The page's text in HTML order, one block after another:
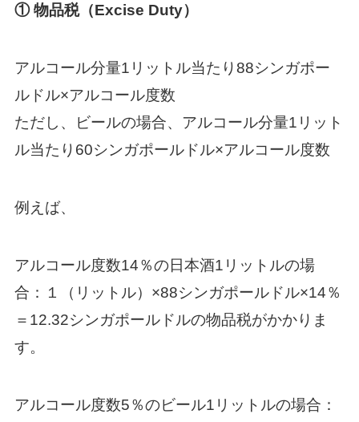
① 物品税（Excise Duty）
アルコール分量1リットル当たり88シンガポー
ルドル×アルコール度数
ただし、ビールの場合、アルコール分量1リット
ル当たり60シンガポールドル×アルコール度数
例えば、
アルコール度数14％の日本酒1リットルの場
合：１（リットル）×88シンガポールドル×14％
＝12.32シンガポールドルの物品税がかかりま
す。
アルコール度数5％のビール1リットルの場合：